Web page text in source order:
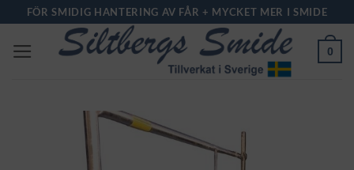
content
FÖR SMIDIG HANTERING AV FÅR + MYCKET MER I SMIDE
0